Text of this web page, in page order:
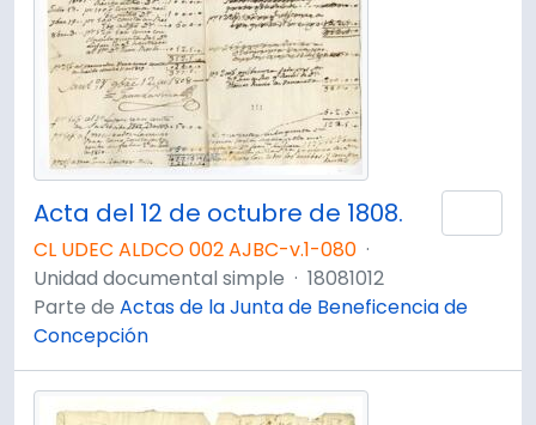
Acta del 12 de octubre de 1808.
CL UDEC ALDCO 002 AJBC-v.1-080 ·
Unidad documental simple · 18081012
Parte de Actas de la Junta de Beneficencia de
Concepción